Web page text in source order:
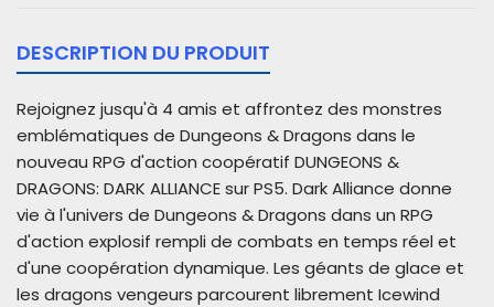
DESCRIPTION DU PRODUIT
Rejoignez jusqu'à 4 amis et affrontez des monstres
emblématiques de Dungeons & Dragons dans le
nouveau RPG d'action coopératif DUNGEONS &
DRAGONS: DARK ALLIANCE sur PS5. Dark Alliance donne
vie à l'univers de Dungeons & Dragons dans un RPG
d'action explosif rempli de combats en temps réel et
d'une coopération dynamique. Les géants de glace et
les dragons vengeurs parcourent librement Icewind